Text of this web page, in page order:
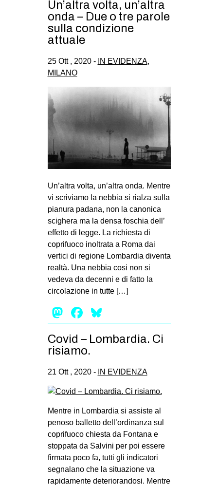
Un’altra volta, un’altra
onda – Due o tre parole
sulla condizione
attuale
25 Ott , 2020 - IN EVIDENZA,
MILANO
Un’altra volta, un’altra onda. Mentre
vi scriviamo la nebbia si rialza sulla
pianura padana, non la canonica
scighera ma la densa foschia dell’
effetto di legge. La richiesta di
coprifuoco inoltrata a Roma dai
vertici di regione Lombardia diventa
realtà. Una nebbia cosi non si
vedeva da decenni e di fatto la
circolazione in tutte […]
Mastodon
Facebook
Covid – Lombardia. Ci
risiamo.
21 Ott , 2020 - IN EVIDENZA
Mentre in Lombardia si assiste al
penoso balletto dell’ordinanza sul
coprifuoco chiesta da Fontana e
stoppata da Salvini per poi essere
firmata poco fa, tutti gli indicatori
segnalano che la situazione va
rapidamente deteriorandosi. Mentre